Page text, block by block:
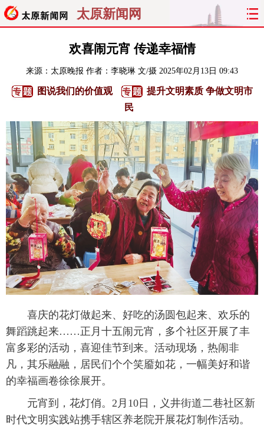
太原新闻网
聚焦 太原
经济 关注 文明 出行
旅游 理财 政务 教育
看天下 晋月读 最太原 网罗民生
太原日报 太原晚报 热评 社区
欢喜闹元宵 传递幸福情
来源： 太原晚报 作者：李晓琳 文/摄 2025年02月13日 09:43
图说我们的价值观
提升文明素质 争做文明市
民
喜庆的花灯做起来、好吃的汤圆包起来、欢乐的
舞蹈跳起来……正月十五闹元宵，多个社区开展了丰
富多彩的活动，喜迎佳节到来。活动现场，热闹非
凡，其乐融融，居民们个个笑靥如花，一幅美好和谐
的幸福画卷徐徐展开。
元宵到，花灯俏。2月10日，义井街道二巷社区新
时代文明实践站携手辖区养老院开展花灯制作活动。